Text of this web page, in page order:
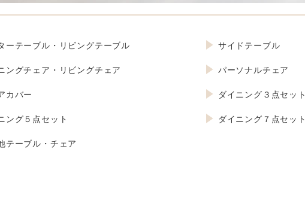
ーテーブル・リビングテーブル サイドテーブル
ングチェア・リビングチェア パーソナルチェア
カバー ダイニング３点セット
ング５点セット ダイニング７点セット
テーブル・チェア